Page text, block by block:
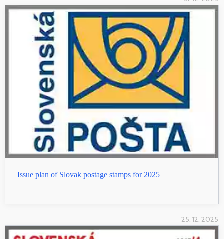
Issue plan of Slovak postage stamps for 2025
25. 12. 2025